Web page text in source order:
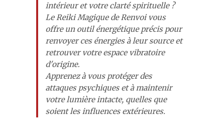
intérieur et votre clarté spirituelle ?
Le Reiki Magique de Renvoi vous
offre un outil énergétique précis pour
renvoyer ces énergies à leur source et
retrouver votre espace vibratoire
d'origine.
Apprenez à vous protéger des
attaques psychiques et à maintenir
votre lumière intacte, quelles que
soient les influences extérieures.